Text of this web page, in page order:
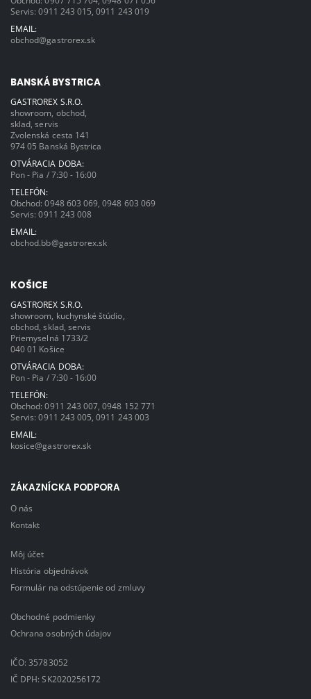
Servis:0911 243 015,0911 243 019
EMAIL:
obchod@gastrorex.sk
BANSKÁ BYSTRICA
GASTROREX S.R.O.
showroom, obchod,
sklad, servis
Zvolenská cesta 141
974 05 Banská Bystrica
OTVÁRACIA DOBA:
Pon - Pia / 7:30 - 16:00
TELEFÓN:
Obchod:0948 603 069,0948 603 069
Servis:0911 243 008
EMAIL:
obchod.bb@gastrorex.sk
KOŠICE
GASTROREX S.R.O.
showroom, kuchynské štúdio,
obchod, sklad, servis
Priemyselná 1733/2
040 01 Košice
OTVÁRACIA DOBA:
Pon - Pia / 7:30 - 16:00
TELEFÓN:
Obchod:0911 243 007,0948 152 771
Servis:0911 243 005,0911 243 003
EMAIL:
kosice@gastrorex.sk
ZÁKAZNÍCKA PODPORA
O nás
Kontakt
Môj účet
História objednávok
Formulár na odstúpenie od zmluvy
Obchodné podmienky
Ochrana osobných údajov
IČO: 35783052
IČ DPH: SK2020256172